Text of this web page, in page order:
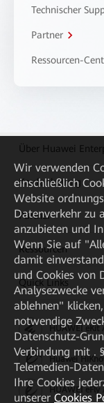
Technischer
Partner
Ressourcen-
Über Huawei
Kaufanleitung
Partner
Ressourcen
Quick Links
HUAWEI eKit
Huawei
HUAWEI eFly
Wir verwenden
einschließlich
Website
Datenverkehr zu
anzubieten und
Wenn Sie auf
damit
und Cookies von
Analysezwecke
ablehnen"
notwendige
Datenschutz-
Verbindung mit .
Telemedien-
Ihre Cookies
unserer Cookies